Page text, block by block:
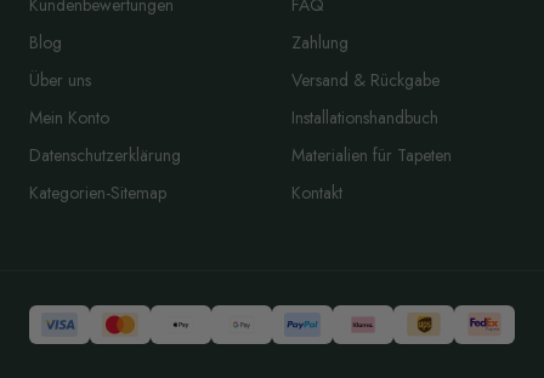
Kundenbewertungen
Blog
Über uns
Mein Konto
Datenschutzerklärung
Kategorien-Sitemap
FAQ
Zahlung
Versand & Rückgabe
Installationshandbuch
Materialien für Tapeten
Kontakt